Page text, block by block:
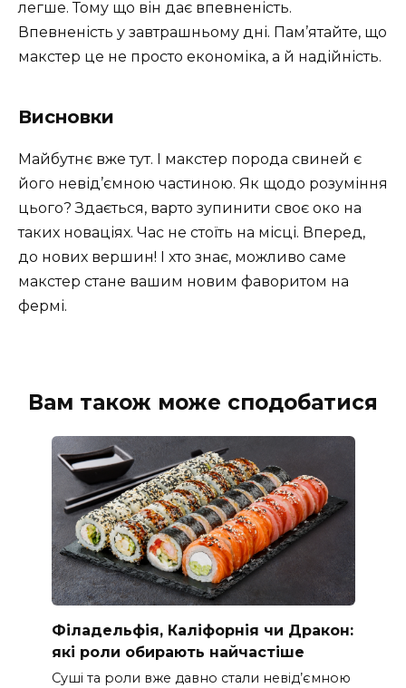
легше. Тому що він дає впевненість.
Впевненість у завтрашньому дні. Пам’ятайте, що
макстер це не просто економіка, а й надійність.
Висновки
Майбутнє вже тут. І макстер порода свиней є
його невід’ємною частиною. Як щодо розуміння
цього? Здається, варто зупинити своє око на
таких новаціях. Час не стоїть на місці. Вперед,
до нових вершин! І хто знає, можливо саме
макстер стане вашим новим фаворитом на
фермі.
Вам також може сподобатися
Філадельфія, Каліфорнія чи Дракон:
які роли обирають найчастіше
Суші та роли вже давно стали невід’ємною